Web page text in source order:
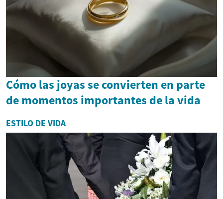
Cómo las joyas se convierten en parte
de momentos importantes de la vida
ESTILO DE VIDA